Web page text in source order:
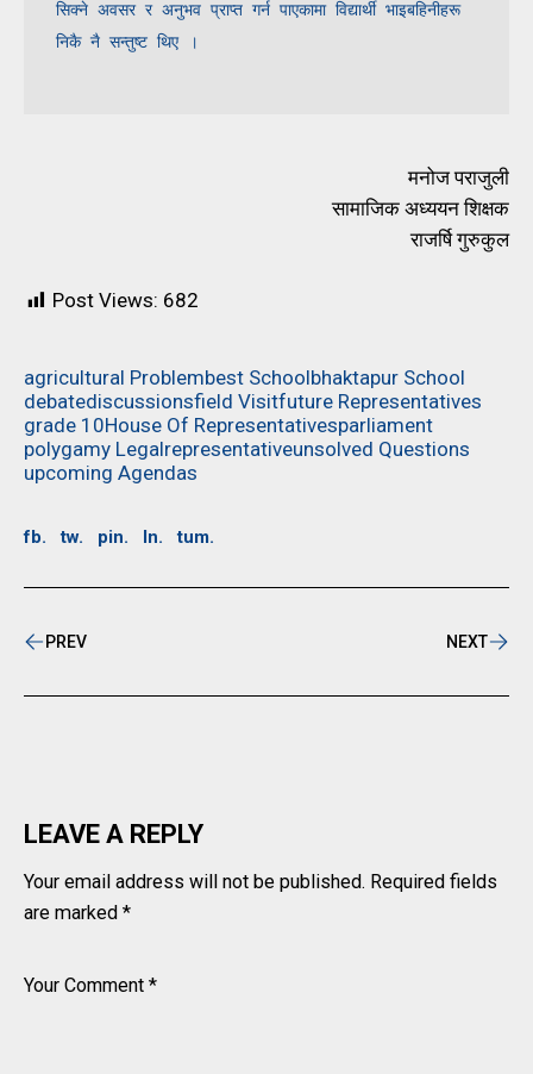
सिक्ने अवसर र अनुभव प्राप्त गर्न पाएकामा विद्यार्थी भाइबहिनीहरू
निकै नै सन्तुष्ट थिए ।
मनोज पराजुली
सामाजिक अध्ययन शिक्षक
राजर्षि गुरुकुल
Post Views: 682
agricultural Problembest Schoolbhaktapur School
debatediscussionsfield Visitfuture Representatives
grade 10House Of Representativesparliament
polygamy Legalrepresentativeunsolved Questions
upcoming Agendas
fb. tw. pin. ln. tum.
PREV NEXT
LEAVE A REPLY
Your email address will not be published. Required fields
are marked *